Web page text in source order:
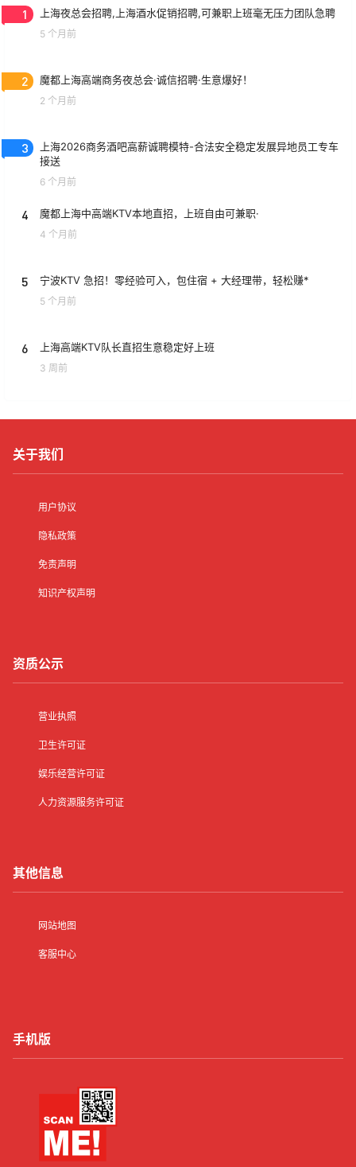
1 上海夜总会招聘,上海酒水促销招聘,可兼职上班毫无压力团队急聘
5 个月前
2 魔都上海高端商务夜总会·诚信招聘·生意爆好！
2 个月前
3
上海2026商务酒吧高薪诚聘模特-合法安全稳定发展异地员工专车
接送
6 个月前
4 魔都上海中高端KTV本地直招，上班自由可兼职·
4 个月前
5 宁波KTV 急招！零经验可入，包住宿 + 大经理带，轻松赚*
5 个月前
6 上海高端KTV队长直招生意稳定好上班
3 周前
关于我们
用户协议
隐私政策
免责声明
知识产权声明
资质公示
营业执照
卫生许可证
娱乐经营许可证
人力资源服务许可证
其他信息
网站地图
客服中心
手机版